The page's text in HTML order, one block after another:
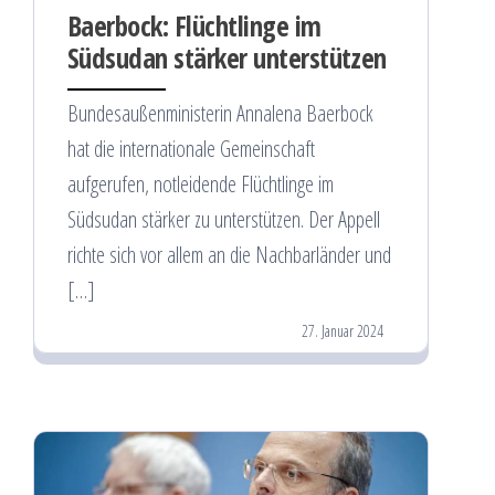
Baerbock: Flüchtlinge im
Südsudan stärker unterstützen
Bundesaußenministerin Annalena Baerbock
hat die internationale Gemeinschaft
aufgerufen, notleidende Flüchtlinge im
Südsudan stärker zu unterstützen. Der Appell
richte sich vor allem an die Nachbarländer und
[…]
27. Januar 2024